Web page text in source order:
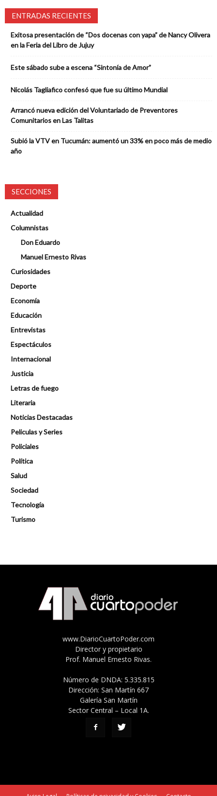
ENTRADAS RECIENTES
Exitosa presentación de “Dos docenas con yapa” de Nancy Olivera
en la Feria del Libro de Jujuy
Este sábado sube a escena “Sintonía de Amor”
Nicolás Tagliafico confesó que fue su último Mundial
Arrancó nueva edición del Voluntariado de Preventores
Comunitarios en Las Talitas
Subió la VTV en Tucumán: aumentó un 33% en poco más de medio
año
SECCIONES
Actualidad
Columnistas
Don Eduardo
Manuel Ernesto Rivas
Curiosidades
Deporte
Economía
Educación
Entrevistas
Espectáculos
Internacional
Justicia
Letras de fuego
Literaria
Noticias Destacadas
Peliculas y Series
Policiales
Política
Salud
Sociedad
Tecnología
Turismo
www.DiarioCuartoPoder.com
Director y propietario
Prof. Manuel Ernesto Rivas.
Número de DNDA: 5.335.815
Dirección: San Martín 667
Galería San Martín
Sector Central – Local 1A.